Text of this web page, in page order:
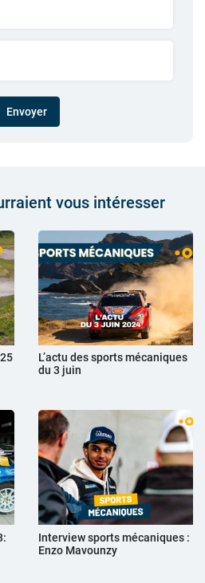
Envoyer
vous intéresser
L’actu des sports mécaniques
du 3 juin
Interview sports mécaniques :
Enzo Mavounzy